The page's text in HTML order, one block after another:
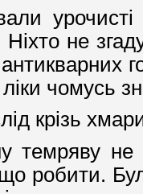
Ніхто не
ліки чомусь
крізь
темряву
що робити.